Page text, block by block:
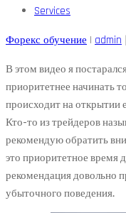
Services
Форекс обучение | admin |
В этом видео я
приоритетнее начинать
происходит на открытии
Кто-то из трейдеров
рекомендую обратить
это приоритетное время
рекомендация довольно
убыточного поведения.